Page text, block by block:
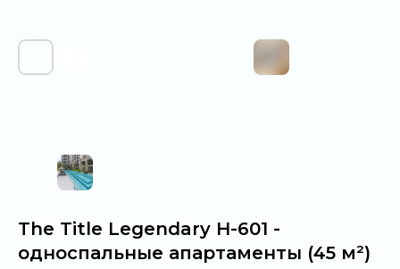
The Title Legendary H-601 -
односпальные апартаменты (45 м²)